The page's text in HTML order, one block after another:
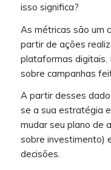
isso significa?
As métricas são um
partir de ações
plataformas digitais.
sobre campanhas
A partir desses
se a sua estratégia
mudar seu plano de
sobre investimento)
decisões.